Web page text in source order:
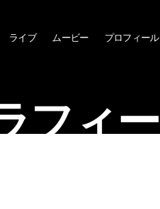
ライブ ムービー プロフィール
フィー